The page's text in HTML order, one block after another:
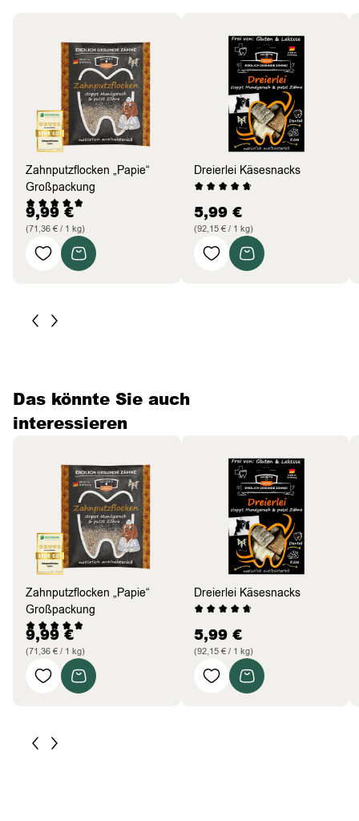
Zahnputzflocken „Papie“
Großpackung
9,99€
(71,36 € / 1 kg)
Dreierlei Käsesnacks
5,99 €
(92,15 € / 1 kg)
Das könnte Sie auch
interessieren
Zahnputzflocken „Papie“
Großpackung
9,99€
(71,36 € / 1 kg)
Dreierlei Käsesnacks
5,99 €
(92,15 € / 1 kg)